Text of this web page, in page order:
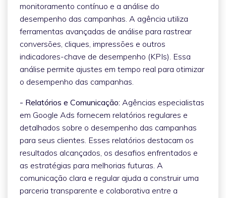
monitoramento contínuo e a análise do
desempenho das campanhas. A agência utiliza
ferramentas avançadas de análise para rastrear
conversões, cliques, impressões e outros
indicadores-chave de desempenho (KPIs). Essa
análise permite ajustes em tempo real para otimizar
o desempenho das campanhas.
- Relatórios e Comunicação: Agências especialistas
em Google Ads fornecem relatórios regulares e
detalhados sobre o desempenho das campanhas
para seus clientes. Esses relatórios destacam os
resultados alcançados, os desafios enfrentados e
as estratégias para melhorias futuras. A
comunicação clara e regular ajuda a construir uma
parceria transparente e colaborativa entre a